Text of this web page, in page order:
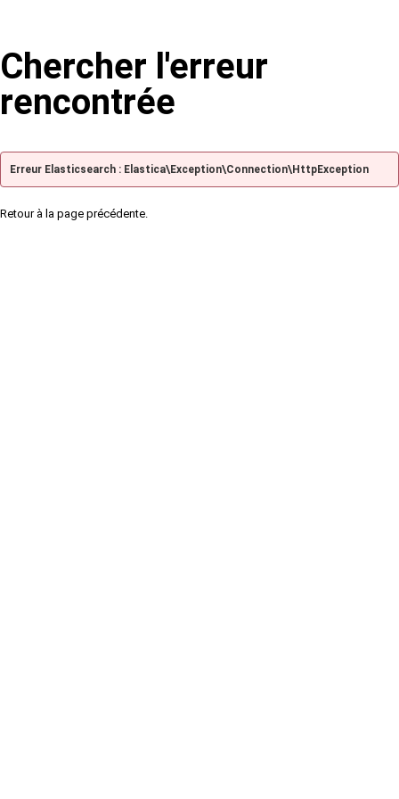
Chercher l'erreur
rencontrée
Erreur Elasticsearch : Elastica\Exception\Connection\HttpException
Retour à la page précédente.